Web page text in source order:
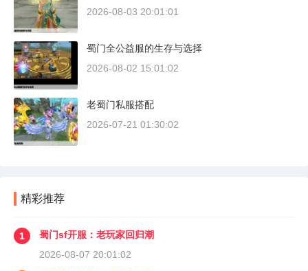
2026-08-03 20:01:01
蜀门全公益服的生存与选择
2026-08-02 15:01:02
老蜀门私服搭配
2026-07-21 01:30:02
精彩推荐
1
蜀门sf开服：老玩家回归潮
2026-08-07 20:01:02